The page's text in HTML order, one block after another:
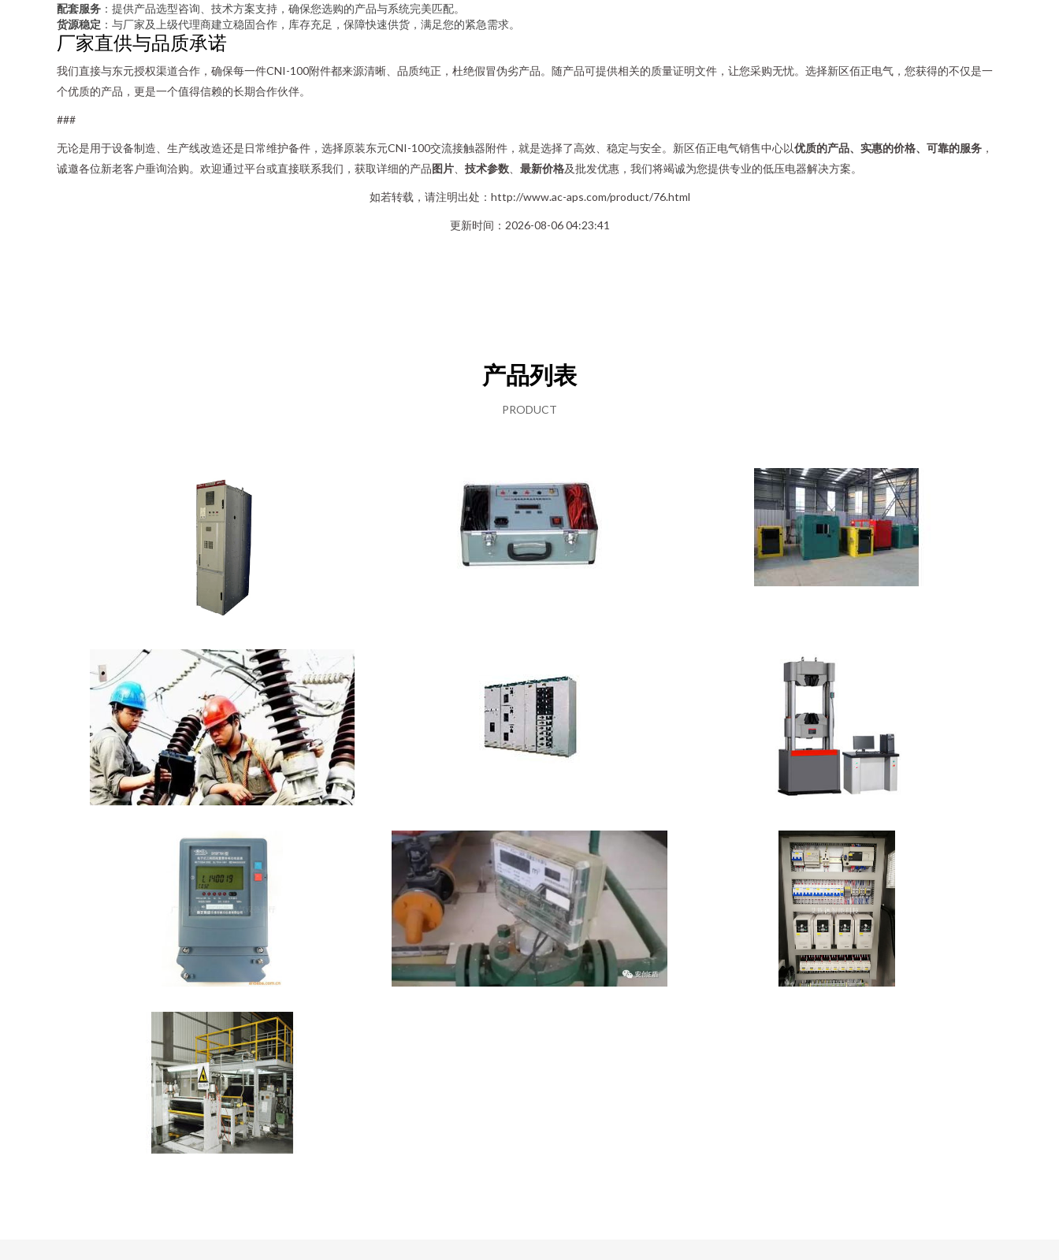
配套服务 ：提供产品选型咨询、技术方案支持，确保您选购的产品与系统完美匹配。
货源稳定 ：与厂家及上级代理商建立稳固合作，库存充足，保障快速供货，满足您的紧急需求。
厂家直供与品质承诺
我们直接与东元授权渠道合作，确保每一件CNI-100附件都来源清晰、品质纯正，杜绝假冒伪劣产品。随产品可提供相关的质量证明文件，让您采购无忧。选择新区佰正电气，您获得的不仅是一
个优质的产品，更是一个值得信赖的长期合作伙伴。
###
无论是用于设备制造、生产线改造还是日常维护备件，选择原装东元CNI-100交流接触器附件，就是选择了高效、稳定与安全。新区佰正电气销售中心以优质的产品、实惠的价格、可靠的服务 ，
诚邀各位新老客户垂询洽购。欢迎通过平台或直接联系我们，获取详细的产品图片 技术参数 最新价格及批发优惠，我们将竭诚为您提供专业的低压电器解决方案。
如若转载，请注明出处：http://www.ac-aps.com/product/76.html
更新时间：2026-08-06 04:23:41
产品列表
PRODUCT